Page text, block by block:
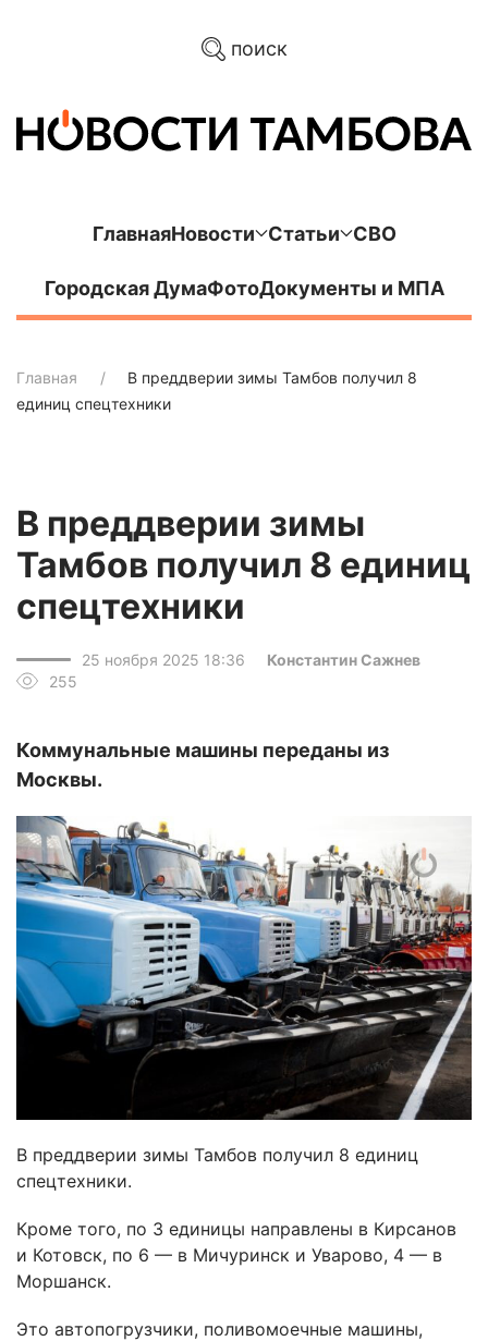
поиск
ГлавнаяНовости Статьи СВО
Городская ДумаФотоДокументы и МПА
Главная
В преддверии зимы Тамбов получил 8
единиц спецтехники
В преддверии зимы
Тамбов получил 8 единиц
спецтехники
25 ноября 2025 18:36
Константин Сажнев
255
Коммунальные машины переданы из
Москвы.
В преддверии зимы Тамбов получил 8 единиц
спецтехники.
Кроме того, по 3 единицы направлены в Кирсанов
и Котовск, по 6 — в Мичуринск и Уварово, 4 — в
Моршанск.
Это автопогрузчики, поливомоечные машины,